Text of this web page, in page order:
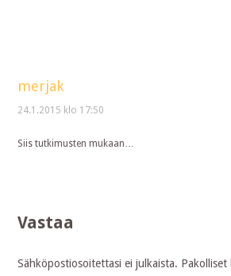
merjak
24.1.2015 klo 17:50
Siis tutkimusten mukaan…
Vastaa
Sähköpostiosoitettasi ei julkaista.